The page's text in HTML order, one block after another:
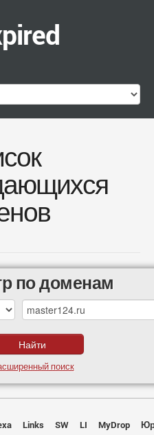
по доменам
поиск
Links SW LI MyDrop